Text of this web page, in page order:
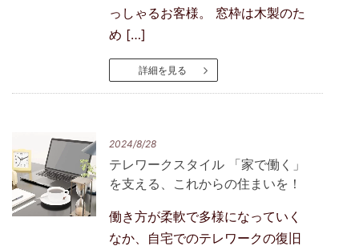
っしゃるお客様。 窓枠は木製のた
め […]
詳細を見る
2024/8/28
テレワークスタイル 「家で働く」
を支える、これからの住まいを！
働き方が柔軟で多様になっていく
なか、自宅でのテレワークの復旧